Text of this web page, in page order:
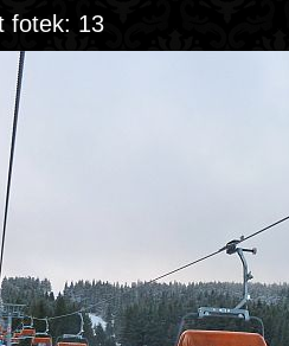
fotek: 13